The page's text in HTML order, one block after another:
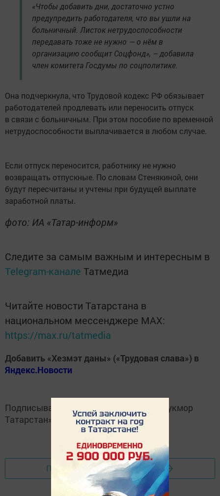
«Чтобы добавить дни, достаточно устно
предупредить работодателя, что вы ушли на
больничный. Листок нетрудоспособности
передавать тоже не нужно — о нём в
организацию сообщит Соцфонд», – добавила
член комитета Госдумы по соцполитике.
Она подчеркнула, что Трудовой кодекс РФ обязывает
работодателей продлевать или переносить отпуск
в связи с больничным. При этом пособие по временной
нетрудоспособности выплачивается в любом случае.
Если отпуск переносится, работнику не нужно
возвращать отпускные. По словам Стенякиной, они
будут пересчитаны и учтены при будущей выплате
заработной платы.
фото: ИА «Татар-информ»
Следите за самым важным и интересным в
Telegram-канале Татмедиа
Читайте новости Татарстана в
национальном мессенджере MАХ:
https://max.ru/tatmedia
Добавить «Хезмэт даны» («Трудовая слава») в
Яндекс.Новости
Подписывайтесь на Telegram-канал
«Кукмор
Татарстан»
Перейти на страницу новости